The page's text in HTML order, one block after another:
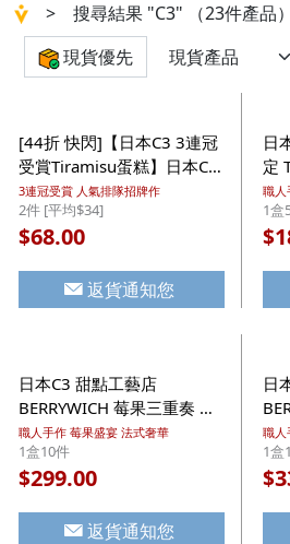
> 搜尋結果 "C3" （23件產品）
現貨優先
[44折 快閃]【日本C3 3連冠
受賞Tiramisu蛋糕】日本C3
甜點工藝店《3連冠受賞》
招牌焗Tiramisu蛋糕小禮盒
(1盒2件) ($68/2盒)
3連冠受賞 人氣排隊招牌作
2件 [平均$34]
$68.00
返貨通知您
日
定
果
曲
集
職人
1盒
$
日本C3 甜點工藝店
BERRYWICH 莓果三重奏 果
乾白朱古力夾心曲奇酥餅 禮
盒 (1盒10件)【市集世界 -
日本市集】
職人手作 莓果盛宴 法式奢華
1盒10件
$299.00
返貨通知您
日
重
(1
職人
1盒
$